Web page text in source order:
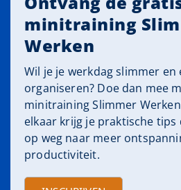
minitraining
Werken
Wil je je werkdag slimmer
organiseren? Doe dan mee
minitraining Slimmer
elkaar krijg je praktische
op weg naar meer
productiviteit.